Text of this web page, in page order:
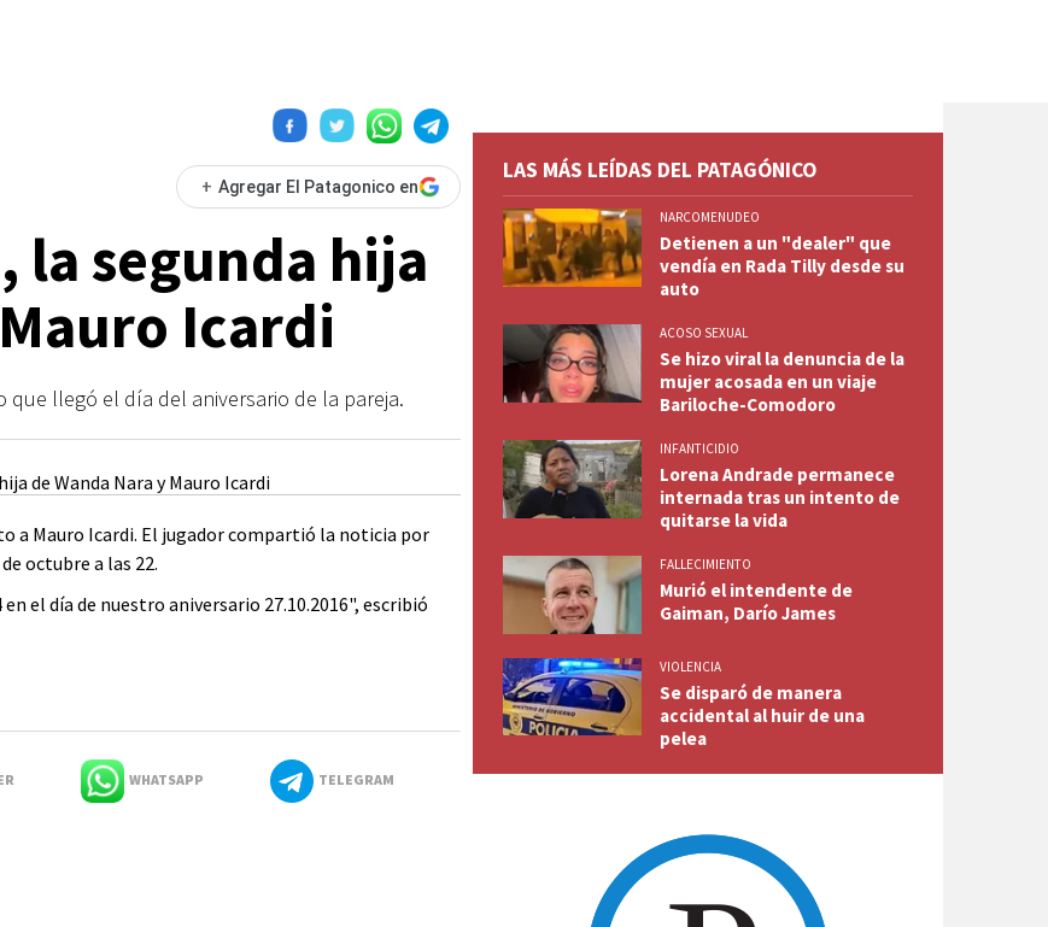
+ Agregar El Patagonico en
la segunda hija
Icardi
llegó el día del aniversario de la pareja.
a Mauro Icardi. El jugador compartió la noticia por
octubre a las 22.
el día de nuestro aniversario 27.10.2016", escribió
WHATSAPP TELEGRAM
LAS MÁS LEÍDAS DEL PATAGÓNICO
NARCOMENUDEO
Detienen a un "dealer" que
vendía en Rada Tilly desde su
auto
ACOSO SEXUAL
Se hizo viral la denuncia de la
mujer acosada en un viaje
Bariloche-Comodoro
INFANTICIDIO
Lorena Andrade permanece
internada tras un intento de
quitarse la vida
FALLECIMIENTO
Murió el intendente de
Gaiman, Darío James
VIOLENCIA
Se disparó de manera
accidental al huir de una
pelea